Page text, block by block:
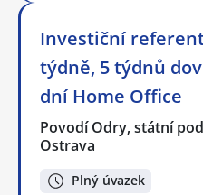
Investiční referent
týdně, 5 týdnů
dní Home Office
Povodí Odry, státní
Ostrava
Plný úvazek